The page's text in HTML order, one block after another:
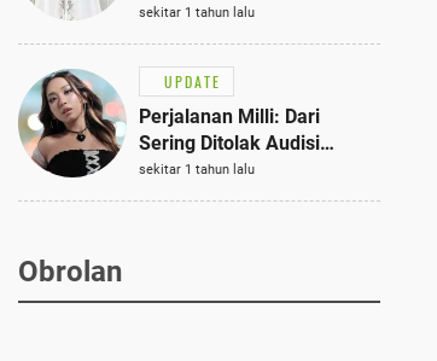
Stylish untuk Hangout
hingga Acara Semi-Formal
sekitar 1 tahun lalu
UPDATE
Perjalanan Milli: Dari
Sering Ditolak Audisi
hingga Menjadi Rapper Top
10 Thailand
sekitar 1 tahun lalu
Obrolan